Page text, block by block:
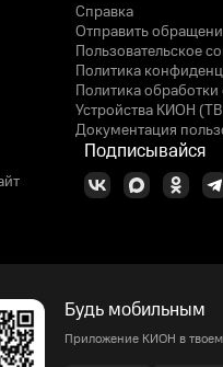
Справка
Отправить
Пользовательское
Политика
Политика
Устройства КИОН
Документация
Подписывайся
Будь мобильным
Приложение КИОН в